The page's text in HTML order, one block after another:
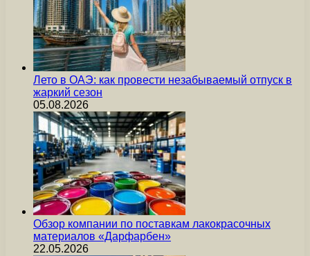
Лето в ОАЭ: как провести незабываемый отпуск в
жаркий сезон
05.08.2026
Обзор компании по поставкам лакокрасочных
материалов «Дарфарбен»
22.05.2026